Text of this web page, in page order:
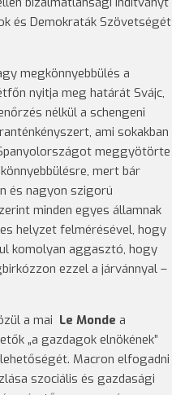
és Demokraták Szövetségét
megkönnyebbülés a
nyitja meg határát Svájc,
nélkül a schengeni
ami sokakban
meggyötörte
mert bár
és nagyon szigorú
minden egyes államnak
helyzet felmérésével, hogy
komolyan aggasztó, hogy
ezzel a járvánnyal –
a mai Le Monde a
„a gazdagok elnökének”
Macron elfogadni
szociális és gazdasági